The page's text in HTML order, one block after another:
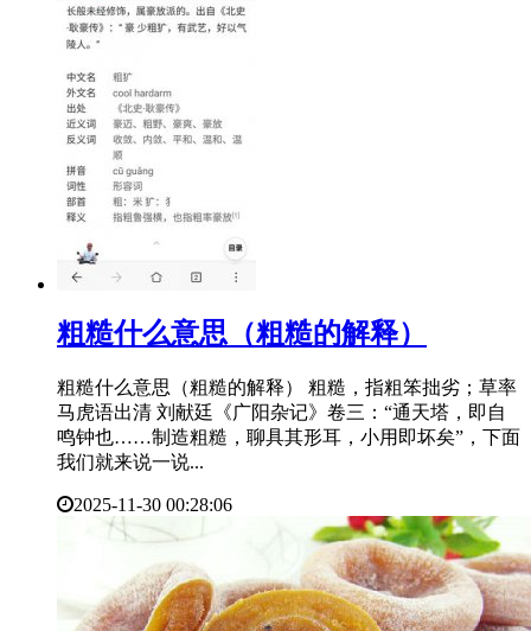
​粗糙什么意思（粗糙的解释）
粗糙什么意思（粗糙的解释） 粗糙，指粗笨拙劣；草率
马虎语出清 刘献廷《广阳杂记》卷三：“通天塔，即自
鸣钟也……制造粗糙，聊具其形耳，小用即坏矣”，下面
我们就来说一说...
2025-11-30 00:28:06